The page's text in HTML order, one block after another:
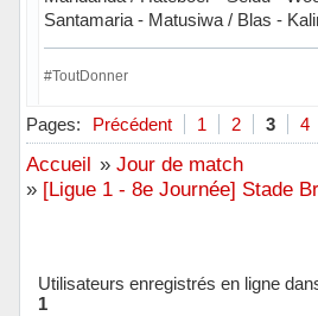
Santamaria - Matusiwa / Blas -
#ToutDonner
Hors ligne
Pages: Précédent 1 2 3 4
Accueil » Jour de match
» [Ligue 1 - 8e Journée] Stade
Utilisateurs enregistrés en ligne
1